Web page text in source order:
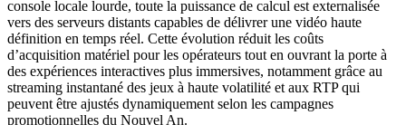
console locale lourde, toute la puissance de calcul est externalisée
vers des serveurs distants capables de délivrer une vidéo haute
définition en temps réel. Cette évolution réduit les coûts
d’acquisition matériel pour les opérateurs tout en ouvrant la porte à
des expériences interactives plus immersives, notamment grâce au
streaming instantané des jeux à haute volatilité et aux RTP qui
peuvent être ajustés dynamiquement selon les campagnes
promotionnelles du Nouvel An.